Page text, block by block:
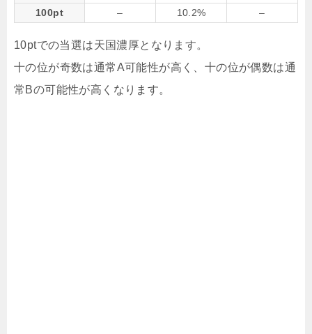
100pt – 10.2% –
10ptでの当選は天国濃厚となります。
十の位が奇数は通常A可能性が高く、十の位が偶数は通
常Bの可能性が高くなります。